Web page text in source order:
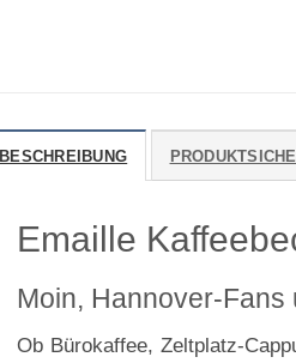
BESCHREIBUNG
Emaille
Moin, Hannover-Fans
Ob Bürokaffee, Zeltplatz-